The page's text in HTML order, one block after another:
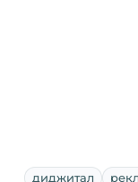
диджитал